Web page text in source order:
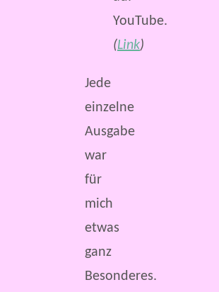
YouTube.
(Link)
Jede
einzelne
Ausgabe
war
für
mich
etwas
ganz
Besonderes.